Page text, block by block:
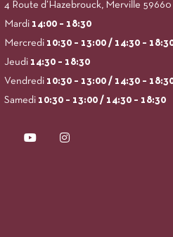
4 Route d’Hazebrouck, Merville 59660
Mardi 14:00– 18:30
Mercredi 10:30 – 13:00 / 14:30 –
Jeudi 14:30 – 18:30
Vendredi10:30 – 13:00 / 14:30 –
Samedi 10:30 – 13:00 / 14:30 – 18:30